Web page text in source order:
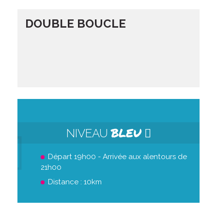
DOUBLE BOUCLE
NIVEAUBLEU
Départ 19h00 - Arrivée aux alentours de
21h00
Distance : 10km